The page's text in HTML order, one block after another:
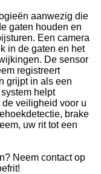
aanwezig die
gaten houden en
Een camera
in de gaten en het
De sensor
registreert
grijpt in als een
helpt
veiligheid voor u
brake
uw rit tot een
Neem contact op